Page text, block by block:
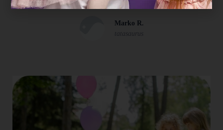
Marko R.
tatasaurus